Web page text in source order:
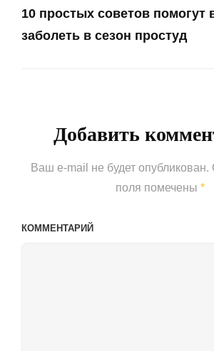
10 простых советов помогут
заболеть в сезон простуд
Добавить
Ваш e-mail не будет опубликован.
поля помечены *
КОММЕНТАРИЙ